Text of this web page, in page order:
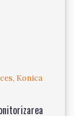
Konica